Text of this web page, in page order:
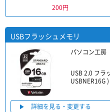
200円
USBフラッシュメモリ
パソコン工房
USB 2.0 フラ
USBNER16G )
詳細を見る・変更する